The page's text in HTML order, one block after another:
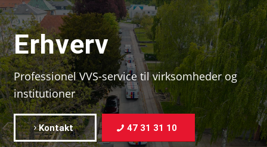
Erhverv
Professionel VVS-service til virksomheder og
institutioner
Kontakt 47 31 31 10